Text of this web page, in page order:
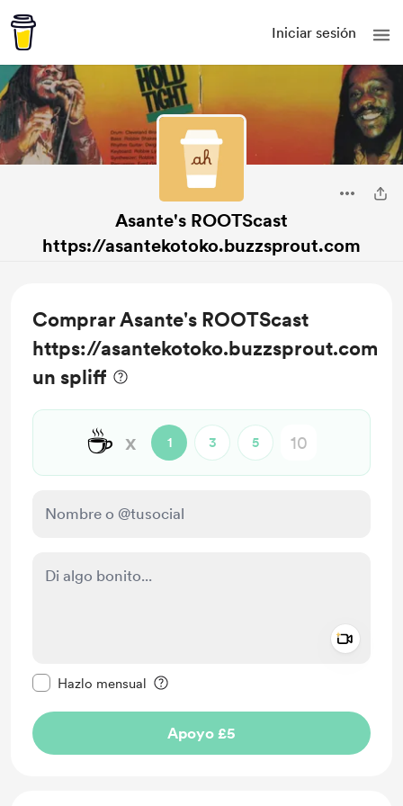
Iniciar sesión
Asante's ROOTScast
https://asantekotoko.buzzsprout.com
Comprar Asante's ROOTScast
https://asantekotoko.buzzsprout.com
un spliff
☕ x 1 3 5
Hazlo mensual
Apoyo £5